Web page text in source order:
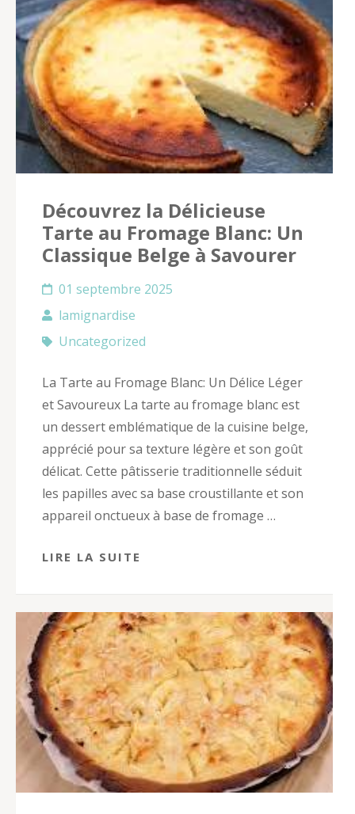
Découvrez la Délicieuse
Tarte au Fromage Blanc: Un
Classique Belge à Savourer
01 septembre 2025
lamignardise
Uncategorized
La Tarte au Fromage Blanc: Un Délice Léger
et Savoureux La tarte au fromage blanc est
un dessert emblématique de la cuisine belge,
apprécié pour sa texture légère et son goût
délicat. Cette pâtisserie traditionnelle séduit
les papilles avec sa base croustillante et son
appareil onctueux à base de fromage …
LIRE LA SUITE